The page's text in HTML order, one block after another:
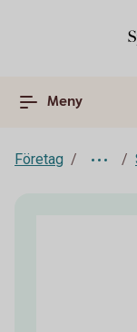
Meny
Företag